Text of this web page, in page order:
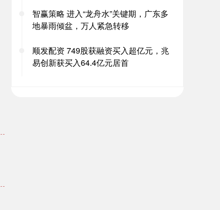
智赢策略 进入“龙舟水”关键期，广东多
地暴雨倾盆，万人紧急转移
顺发配资 749股获融资买入超亿元，兆
易创新获买入64.4亿元居首